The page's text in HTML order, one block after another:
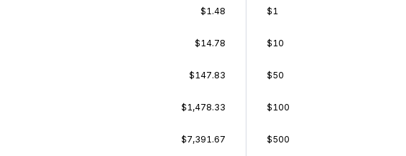
$1.48
$14.78
$147.83
$1,478.33
$7,391.67
$1
$10
$50
$100
$500